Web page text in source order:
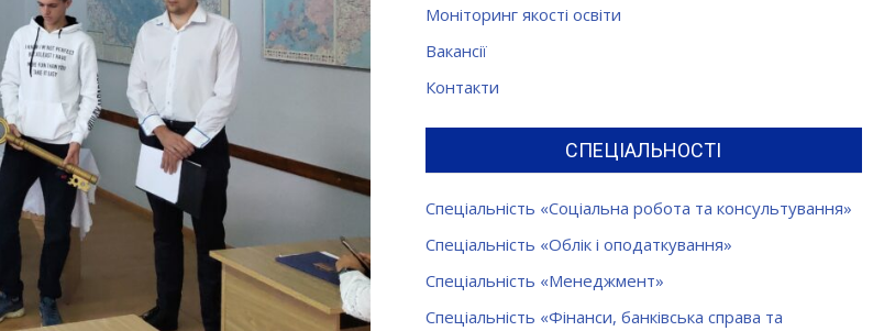
Моніторинг якості освіти
Вакансії
Контакти
СПЕЦІАЛЬНОСТІ
Спеціальність «Соціальна робота та консультування»
Спеціальність «Облік і оподаткування»
Спеціальність «Менеджмент»
Спеціальність «Фінанси, банківська справа та